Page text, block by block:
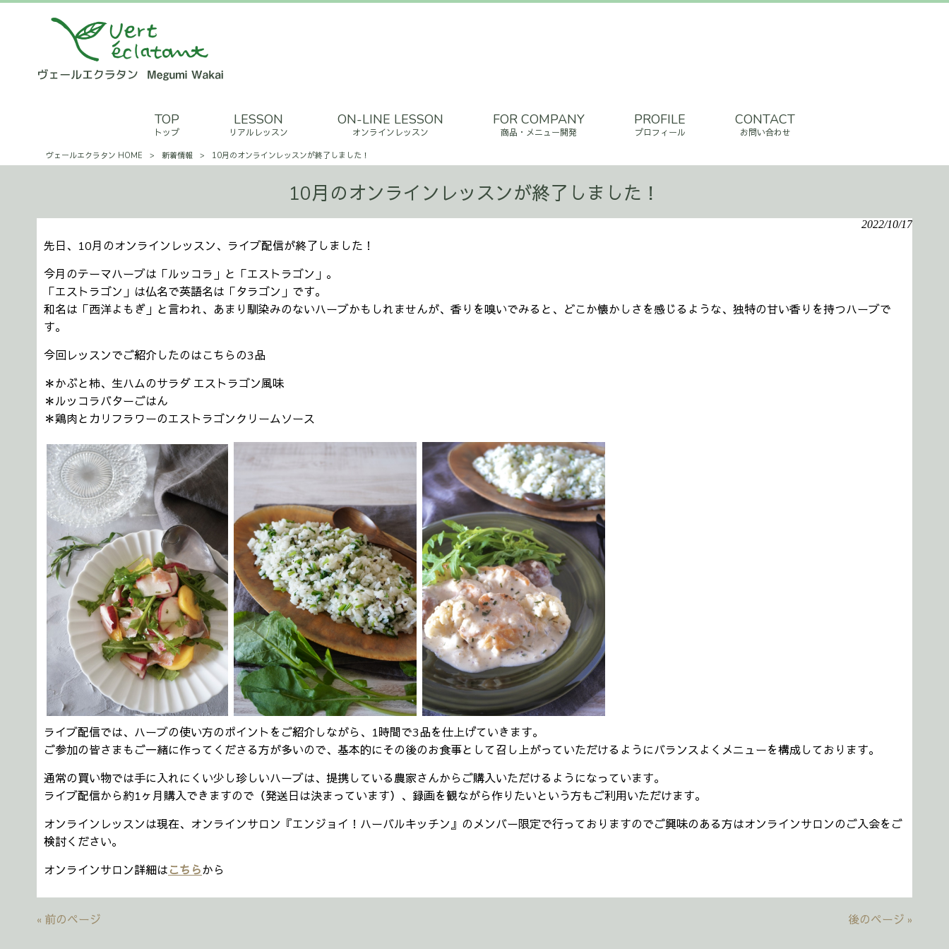
TOP
トップ
LESSON
リアルレッスン
ON-LINE LESSON
オンラインレッスン
FOR COMPANY
商品・メニュー開発
PROFILE
プロフィール
CONTACT
お問い合わせ
ヴェールエクラタン HOME > 新着情報 > 10月のオンラインレッスンが終了しました！
10月のオンラインレッスンが終了しました！
2022/10/17
先日、10月のオンラインレッスン、ライブ配信が終了しました！
今月のテーマハーブは「ルッコラ」と「エストラゴン」。
「エストラゴン」は仏名で英語名は「タラゴン」です。
和名は「西洋よもぎ」と言われ、あまり馴染みのないハーブかもしれませんが、香りを嗅いでみると、どこか懐かしさを感じるような、独特の甘い香りを持つハーブで
す。
今回レッスンでご紹介したのはこちらの3品
＊かぶと柿、生ハムのサラダ エストラゴン風味
＊ルッコラバターごはん
＊鶏肉とカリフラワーのエストラゴンクリームソース
ライブ配信では、ハーブの使い方のポイントをご紹介しながら、1時間で3品を仕上げていきます。
ご参加の皆さまもご一緒に作ってくださる方が多いので、基本的にその後のお食事として召し上がっていただけるようにバランスよくメニューを構成しております。
通常の買い物では手に入れにくい少し珍しいハーブは、提携している農家さんからご購入いただけるようになっています。
ライブ配信から約1ヶ月購入できますので（発送日は決まっています）、録画を観ながら作りたいという方もご利用いただけます。
オンラインレッスンは現在、オンラインサロン『エンジョイ！ハーバルキッチン』のメンバー限定で行っておりますのでご興味のある方はオンラインサロンのご入会をご
検討ください。
オンラインサロン詳細はこちらから
« 前のページ 後のページ »